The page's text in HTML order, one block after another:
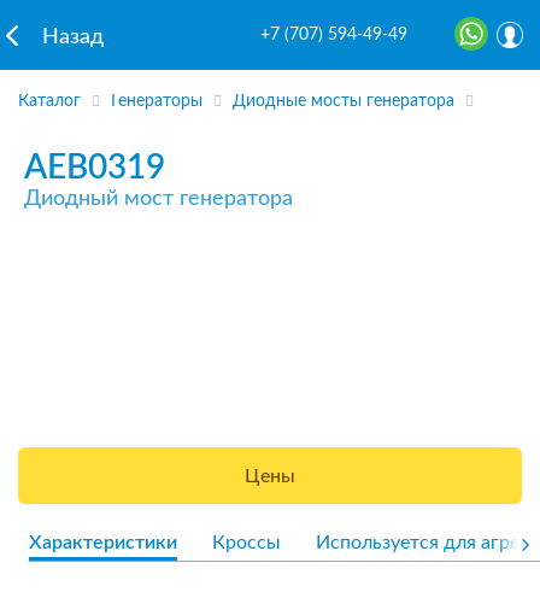
Назад +7 (707) 594-49-49
Каталог Генераторы Диодные мосты генератора
AEB0319
Диодный мост генератора
Цены
Характеристики Кроссы Используется для